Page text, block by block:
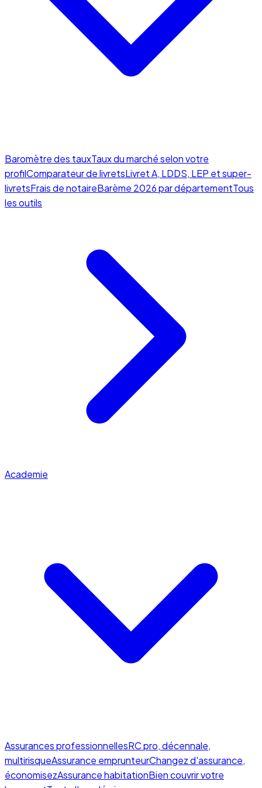
Baromètre des tauxTaux du marché selon votre
profilComparateur de livretsLivret A, LDDS, LEP et super-
livretsFrais de notaireBarème 2026 par départementTous
les outils
Academie
Assurances professionnellesRC pro, décennale,
multirisqueAssurance emprunteurChangez d'assurance,
économisezAssurance habitationBien couvrir votre